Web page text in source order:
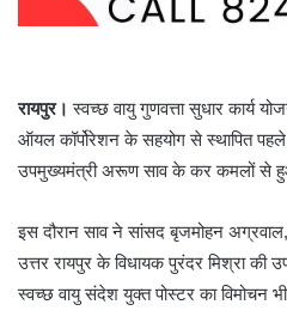
रायपुर। स्वच्छ वायु गुणवत्ता सुधार कार्य
ऑयल कॉर्पोरेशन के सहयोग से स्‍थापित पहले
उपमुख्यमंत्री अरूण साव के कर कमलों से
इस दौरान साव ने सांसद बृजमोहन
उत्तर रायपुर के विधायक पुरंदर मिश्रा
स्वच्छ वायु संदेश युक्त पोस्टर का विमोचन